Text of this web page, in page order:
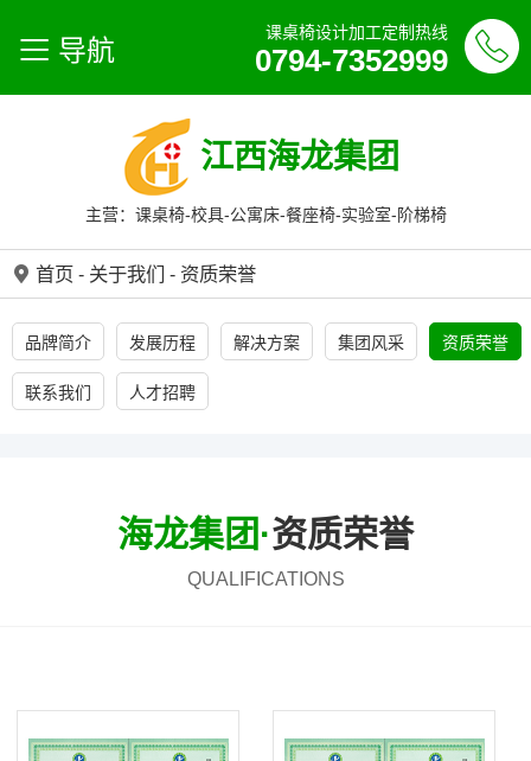
导航
课桌椅设计加工定制热线
0794-7352999
江西海龙集团
主营：课桌椅-校具-公寓床-餐座椅-实验室-阶梯椅
首页 - 关于我们 - 资质荣誉
品牌简介 发展历程 解决方案 集团风采 资质荣誉
联系我们 人才招聘
海龙集团·资质荣誉
QUALIFICATIONS